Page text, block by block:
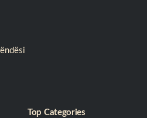
Top Categories